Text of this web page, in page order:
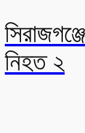
নিহত ২